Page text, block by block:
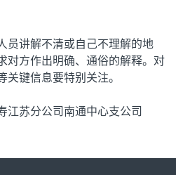
员讲解不清或自己不理解的地
对方作出明确、通俗的解释。对
键信息要特别关注。
江苏分公司南通中心支公司